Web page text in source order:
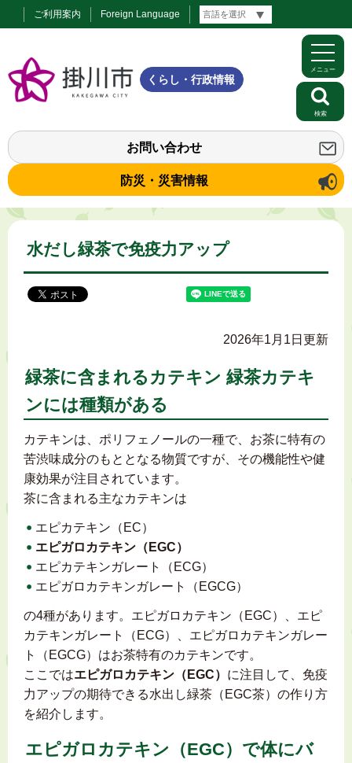
ご利用案内 Foreign Language
くらし・行政情報
お問い合わせ
防災・災害情報
メニュー
検索
水だし緑茶で免疫力アップ
2026年1月1日更新
緑茶に含まれるカテキン 緑茶カテキ
ンには種類がある
カテキンは、ポリフェノールの一種で、お茶に特有の
苦渋味成分のもととなる物質ですが、その機能性や健
康効果が注目されています。
茶に含まれる主なカテキンは
エピカテキン（EC）
エピガロカテキン（EGC）
エピカテキンガレート（ECG）
エピガロカテキンガレート（EGCG）
の4種があります。エピガロカテキン（EGC）、エピ
カテキンガレート（ECG）、エピガロカテキンガレー
ト（EGCG）はお茶特有のカテキンです。
ここではエピガロカテキン（EGC） に注目して、免疫
力アップの期待できる水出し緑茶（EGC茶）の作り方
を紹介します。
エピガロカテキン（EGC）で体にバ